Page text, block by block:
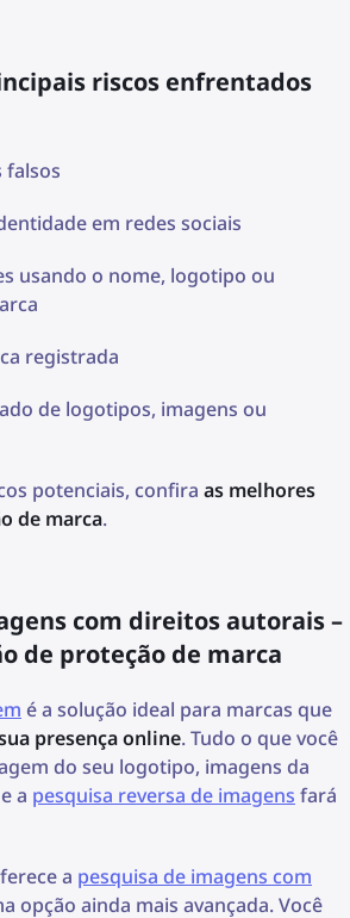
riscos enfrentados
falsos
em redes sociais
usando o nome, logotipo ou
registrada
de logotipos, imagens ou
potenciais, confira as melhores
de marca.
com direitos autorais –
de proteção de marca
é a solução ideal para marcas que
presença online. Tudo o que você
do seu logotipo, imagens da
a pesquisa reversa de imagens fará
a pesquisa de imagens com
opção ainda mais avançada. Você